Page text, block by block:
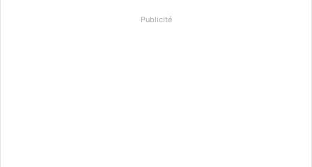
Publicité